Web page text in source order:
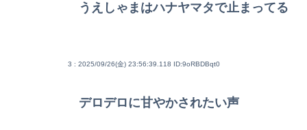
うえしゃまはハナヤマタで止まってる
3 : 2025/09/26(金) 23:56:39.118 ID:9oRBDBqt0
デロデロに甘やかされたい声